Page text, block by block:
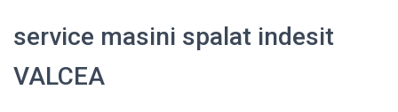
service masini spalat indesit
VALCEA